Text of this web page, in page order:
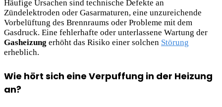
Häufige Ursachen sind technische Defekte an
Zündelektroden oder Gasarmaturen, eine unzureichende
Vorbelüftung des Brennraums oder Probleme mit dem
Gasdruck. Eine fehlerhafte oder unterlassene Wartung der
Gasheizung erhöht das Risiko einer solchen Störung
erheblich.
Wie hört sich eine Verpuffung in der Heizung
an?